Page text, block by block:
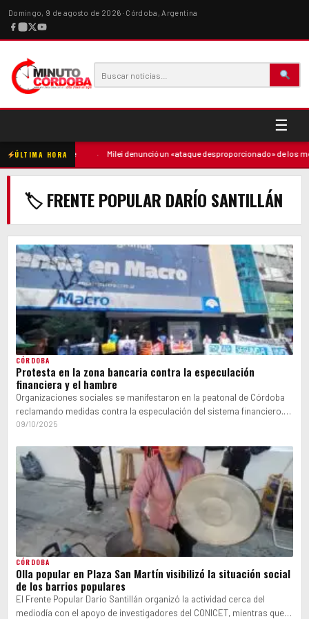
Domingo, 9 de agosto de 2026 · Córdoba, Argentina
☰
ÚLTIMA HORA
contra la madre Milei denunció un «ataque desproporcionado» de los
🏷 FRENTE POPULAR DARÍO SANTILLÁN
CÓRDOBA
Protesta en la zona bancaria contra la especulación
financiera y el hambre
Organizaciones sociales se manifestaron en la peatonal de Córdoba
reclamando medidas contra la especulación del sistema financiero.
Exigieron políticas para combatir el…
09/10/2025
CÓRDOBA
Olla popular en Plaza San Martín visibilizó la situación social
de los barrios populares
El Frente Popular Darío Santillán organizó la actividad cerca del
mediodía con el apoyo de investigadores del CONICET, mientras que